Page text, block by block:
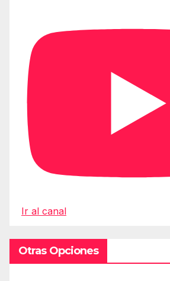
Ir al canal
Otras Opciones